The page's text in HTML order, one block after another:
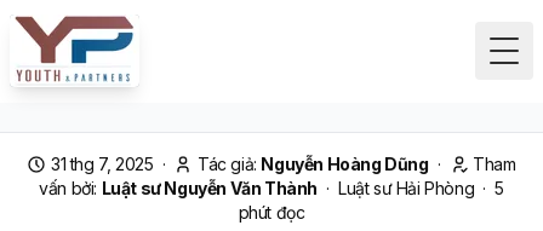
31 thg 7, 2025 · Tác giả: Nguyễn Hoàng Dũng ·
Tham
vấn bởi: Luật sư Nguyễn Văn Thành · Luật sư Hải Phòng ·5
phút đọc